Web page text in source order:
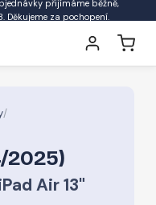
přijímáme běžně,
Děkujeme za pochopení.
/
2025)
Air 13"